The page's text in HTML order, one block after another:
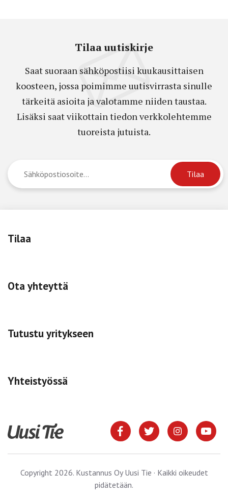
Tilaa uutiskirje
Saat suoraan sähköpostiisi kuukausittaisen
koosteen, jossa poimimme uutisvirrasta sinulle
tärkeitä asioita ja valotamme niiden taustaa.
Lisäksi saat viikottain tiedon verkkolehtemme
tuoreista jutuista.
Tilaa
Ota yhteyttä
Tutustu yritykseen
Yhteistyössä
Copyright 2026. Kustannus Oy Uusi Tie · Kaikki oikeudet
pidätetään.